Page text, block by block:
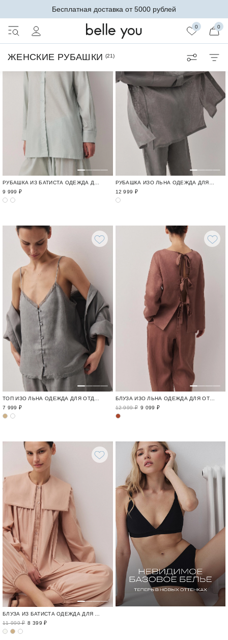
Бесплатная доставка от 5000 рублей
0 0
ЖЕНСКИЕ РУБАШКИ (21)
РУБАШКА ИЗ БАТИСТА ОДЕЖДА ДЛЯ ОТДЫХА / CRUISE
9 999 ₽
РУБАШКА ИЗО ЛЬНА ОДЕЖДА ДЛЯ ОТДЫХА / CRUISE
12 999 ₽
7 999 ₽
БЛУЗА ИЗО ЛЬНА ОДЕЖДА ДЛЯ ОТДЫХА / CRUISE
12 999 ₽ 9 099 ₽
11 999 ₽ 8 399 ₽